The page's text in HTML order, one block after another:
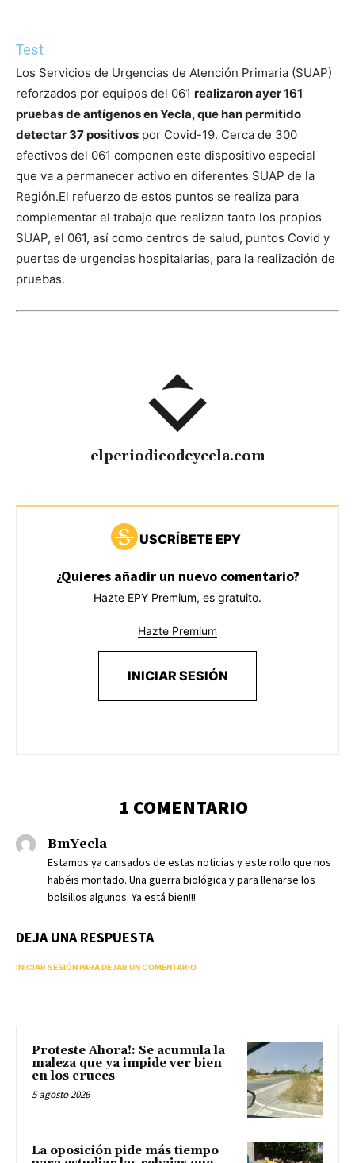
Test
Los Servicios de Urgencias de Atención Primaria (SUAP)
reforzados por equipos del 061 realizaron ayer 161
pruebas de antígenos en Yecla, que han permitido
detectar 37 positivos por Covid-19. Cerca de 300
efectivos del 061 componen este dispositivo especial
que va a permanecer activo en diferentes SUAP de la
Región.El refuerzo de estos puntos se realiza para
complementar el trabajo que realizan tanto los propios
SUAP, el 061, así como centros de salud, puntos Covid y
puertas de urgencias hospitalarias, para la realización de
pruebas.
elperiodicodeyecla.com
USCRÍBETE EPY
¿Quieres añadir un nuevo comentario?
Hazte EPY Premium, es gratuito.
Hazte Premium
INICIAR SESIÓN
1 COMENTARIO
BmYecla
Estamos ya cansados de estas noticias y este rollo que nos
habéis montado. Una guerra biológica y para llenarse los
bolsillos algunos. Ya está bien!!!
DEJA UNA RESPUESTA
INICIAR SESIÓN PARA DEJAR UN COMENTARIO
Proteste Ahora!: Se acumula la
maleza que ya impide ver bien
en los cruces
5 agosto 2026
La oposición pide más tiempo